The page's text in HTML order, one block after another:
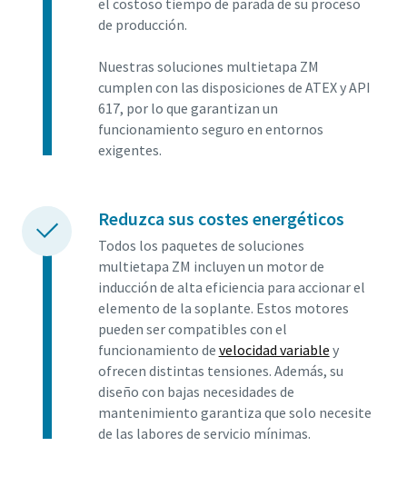
el costoso tiempo de parada de su proceso
de producción.
Nuestras soluciones multietapa ZM
cumplen con las disposiciones de ATEX y API
617, por lo que garantizan un
funcionamiento seguro en entornos
exigentes.
Reduzca sus costes energéticos
Todos los paquetes de soluciones
multietapa ZM incluyen un motor de
inducción de alta eficiencia para accionar el
elemento de la soplante. Estos motores
pueden ser compatibles con el
funcionamiento de velocidad variable y
ofrecen distintas tensiones. Además, su
diseño con bajas necesidades de
mantenimiento garantiza que solo necesite
de las labores de servicio mínimas.